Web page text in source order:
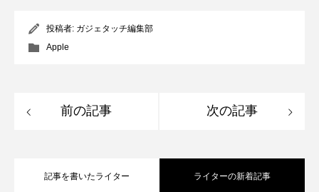
投稿者: ガジェタッチ編集部
Apple
前の記事 次の記事
記事を書いたライター ライターの新着記事